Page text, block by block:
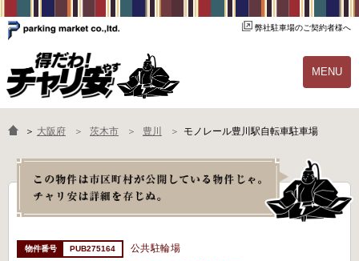
弊社駐車場のご契約者様へ
MENU
物件一覧 ご契約の流れ
よくあるご質問 駐輪場オーナー様へ
＞ 大阪府 茨木市 豊川 モノレール豊川駅自転車駐車場
PUB275164 公共駐輪場